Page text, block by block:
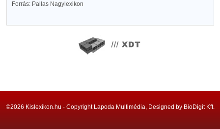
Forrás: Pallas Nagylexikon
©2026 Kislexikon.hu - Copyright Lapoda Multimédia, Designed by BioDigit Kft.